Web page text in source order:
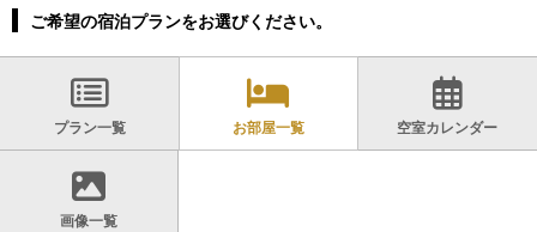
ご希望の宿泊プランをお選びください。
プラン一覧 お部屋一覧 空室カレンダー
画像一覧